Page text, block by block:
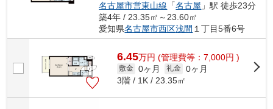
名古屋市営東山線 「名古屋 」駅 徒歩23分
築4年 / 23.35㎡～23.60㎡
愛知県名古屋市西区浅間 １丁目5番6号
6.45万円 (管理費等：7,000円 )
敷金 0ヶ月 礼金 0ヶ月
3階 / 1K / 23.35㎡